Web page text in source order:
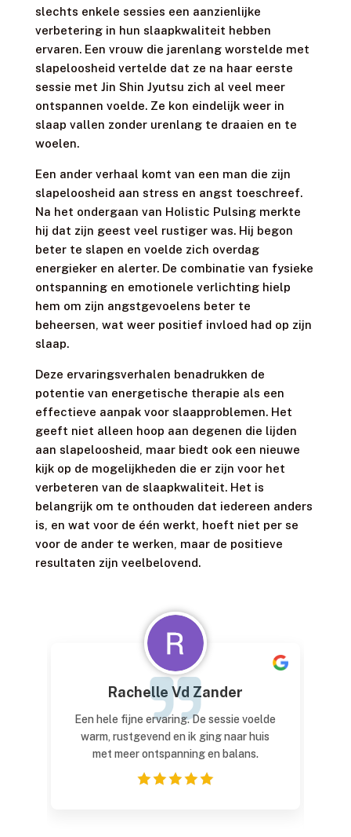
slechts enkele sessies een aanzienlijke
verbetering in hun slaapkwaliteit hebben
ervaren. Een vrouw die jarenlang worstelde met
slapeloosheid vertelde dat ze na haar eerste
sessie met Jin Shin Jyutsu zich al veel meer
ontspannen voelde. Ze kon eindelijk weer in
slaap vallen zonder urenlang te draaien en te
woelen.
Een ander verhaal komt van een man die zijn
slapeloosheid aan stress en angst toeschreef.
Na het ondergaan van Holistic Pulsing merkte
hij dat zijn geest veel rustiger was. Hij begon
beter te slapen en voelde zich overdag
energieker en alerter. De combinatie van fysieke
ontspanning en emotionele verlichting hielp
hem om zijn angstgevoelens beter te
beheersen, wat weer positief invloed had op zijn
slaap.
Deze ervaringsverhalen benadrukken de
potentie van energetische therapie als een
effectieve aanpak voor slaapproblemen. Het
geeft niet alleen hoop aan degenen die lijden
aan slapeloosheid, maar biedt ook een nieuwe
kijk op de mogelijkheden die er zijn voor het
verbeteren van de slaapkwaliteit. Het is
belangrijk om te onthouden dat iedereen anders
is, en wat voor de één werkt, hoeft niet per se
voor de ander te werken, maar de positieve
resultaten zijn veelbelovend.
Rachelle Vd Zander
Een hele fijne ervaring. De sessie voelde
warm, rustgevend en ik ging naar huis
met meer ontspanning en balans.